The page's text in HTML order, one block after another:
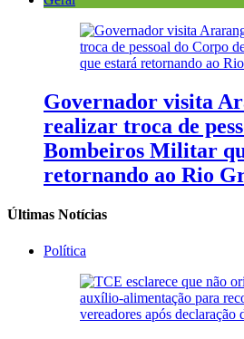
Governador visita
realizar troca de
Bombeiros Militar
retornando ao Rio
Últimas Notícias
Política